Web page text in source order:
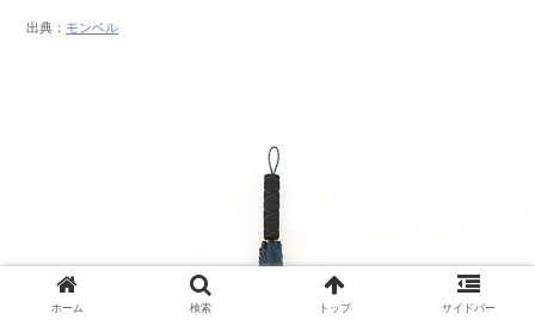
出典： モンベル
ホーム 検索 トップ サイドバー